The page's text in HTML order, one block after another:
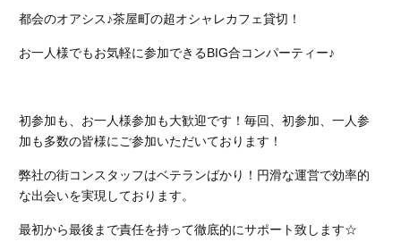
都会のオアシス♪茶屋町の超オシャレカフェ貸切！
お一人様でもお気軽に参加できるBIG合コンパーティー♪
初参加も、お一人様参加も大歓迎です！毎回、初参加、一人参
加も多数の皆様にご参加いただいております！
弊社の街コンスタッフはベテランばかり！円滑な運営で効率的
な出会いを実現しております。
最初から最後まで責任を持って徹底的にサポート致します☆